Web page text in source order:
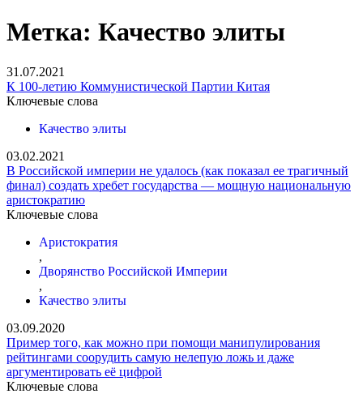
Метка: Качество элиты
31.07.2021
К 100-летию Коммунистической Партии Китая
Ключевые слова
Качество элиты
03.02.2021
В Российской империи не удалось (как показал ее трагичный
финал) создать хребет государства — мощную национальную
аристократию
Ключевые слова
Аристократия
,
Дворянство Российской Империи
,
Качество элиты
03.09.2020
Пример того, как можно при помощи манипулирования
рейтингами соорудить самую нелепую ложь и даже
аргументировать её цифрой
Ключевые слова